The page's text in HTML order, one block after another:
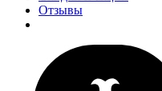
Отзывы